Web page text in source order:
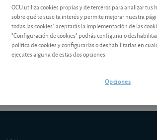
¡Pruebe 1 mes Gratis! Los
OCU utiliza cookies propias y de terceros para analizar
sobre qué te suscita interés y permite mejorar nuestra
todas las cookies" aceptarás la implementación de las
"Configuración de cookies" podrás configurar o
política de cookies y configurarlas o deshabilitarlas en
ejecutes alguna de estas dos opciones.
Opciones